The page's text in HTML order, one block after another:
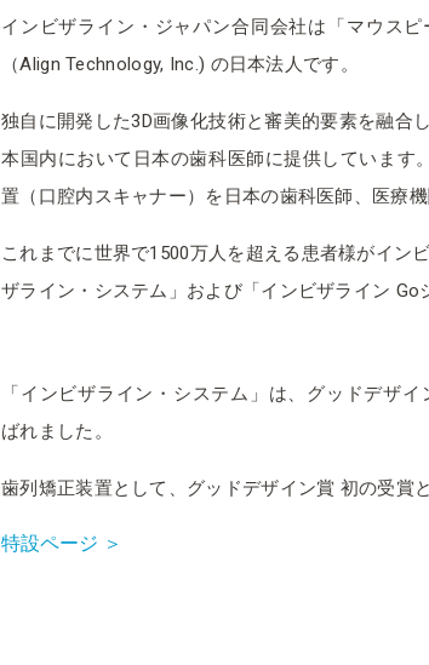
インビザライン・ジャパン合同会社は「マウス
（Align Technology, Inc.) の日本法人です。
独自に開発した3D画像化技術と審美的要素を融合
本国内において日本の歯科医師に提供しています
置（口腔内スキャナー）を日本の歯科医師、医療
これまでに世界で1500万人を超える患者様がイン
ザライン・システム」および「インビザライン Go
「インビザライン・システム」は、グッドデザイ
ばれました。
歯列矯正装置として、グッドデザイン賞 初の受賞
特設ページ ＞